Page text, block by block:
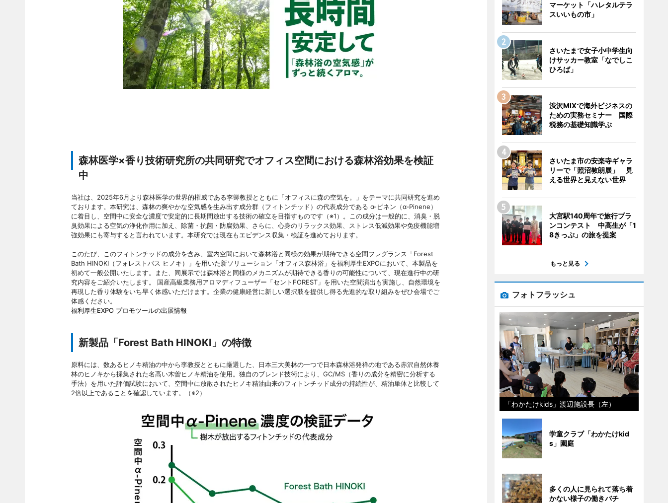
森林医学×香り技術研究所の共同研究でオフィス空間における森林浴効果を検証
中
当社は、2025年6月より森林医学の世界的権威である李卿教授とともに「オフィスに森の空気を。」をテーマに共同研究を進め
ております。本研究は、森林の爽やかな空気感を生み出す成分群（フィトンチッド）の代表成分である α-ピネン（α‐Pinene）
に着目し、空間中に安全な濃度で安定的に長期間放出する技術の確立を目指すものです（※1）。この成分は一般的に、消臭・脱
臭効果による空気の浄化作用に加え、除菌・抗菌・防腐効果、さらに、心身のリラックス効果、ストレス低減効果や免疫機能増
強効果にも寄与すると言われています。本研究では現在もエビデンス収集・検証を進めております。
このたび、このフィトンチッドの成分を含み、室内空間において森林浴と同様の効果が期待できる空間フレグランス「Forest
Bath HINOKI（フォレストバス ヒノキ）」を用いた新ソリューション「オフィス森林浴」を福利厚生EXPOにおいて、本製品を
初めて一般公開いたします。また、同展示では森林浴と同様のメカニズムが期待できる香りの可能性について、現在進行中の研
究内容をご紹介いたします。 国産高級業務用アロマディフューザー「セントFOREST」を用いた空間演出も実施し、自然環境を
再現した香り体験をいち早く体感いただけます。企業の健康経営に新しい選択肢を提供し得る先進的な取り組みをぜひ会場でご
体感ください。
福利厚生EXPO プロモツールの出展情報
新製品「Forest Bath HINOKI」の特徴
原料には、数あるヒノキ精油の中から李教授とともに厳選した、日本三大美林の一つで日本森林浴発祥の地である赤沢自然休養
林のヒノキから採集された名高い木曽ヒノキ精油を使用。独自のブレンド技術により、GC/MS（香りの成分を精密に分析する
手法）を用いた評価試験において、空間中に放散されたヒノキ精油由来のフィトンチッド成分の持続性が、精油単体と比較して
2倍以上であることを確認しています。（※2）
マーケット「ハレタルテラ
スいいもの市」
さいたまで女子小中学生向
けサッカー教室「なでしこ
ひろば」
渋沢MIXで海外ビジネスの
ための実務セミナー 国際
税務の基礎知識学ぶ
さいたま市の安楽寺ギャラ
リーで「照沼敦朗展」 見
える世界と見えない世界
大宮駅140周年で旅行プラ
ンコンテスト 中高生が「1
8きっぷ」の旅を提案
もっと見る
フォトフラッシュ
「わかたけkids」渡辺施設長（左）
学童クラブ「わかたけkid
s」園庭
多くの人に見られて落ち着
かない様子の働きバチ